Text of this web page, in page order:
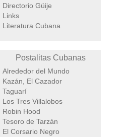
Directorio Güije
Links
Literatura Cubana
Postalitas Cubanas
Alrededor del Mundo
Kazán, El Cazador
Taguarí
Los Tres Villalobos
Robin Hood
Tesoro de Tarzán
El Corsario Negro